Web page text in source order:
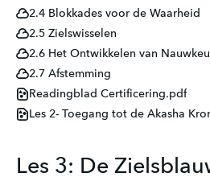
2.4 Blokkades voor de Waarheid
2.5 Zielswisselen
2.7 Afstemming
Readingblad Certificering.pdf
Les 2- Toegang tot de Akasha
Les 3: De